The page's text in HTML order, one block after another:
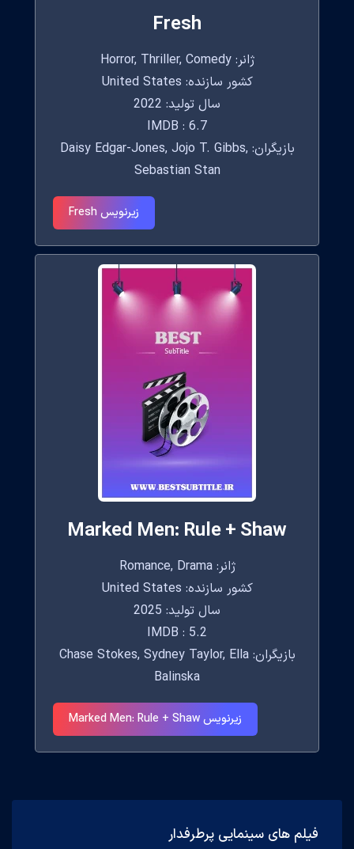
فیلم های سینمایی پرطرفدار
Fresh
ژانر: Horror, Thriller, Comedy
کشور سازنده: United States
سال تولید: 2022
IMDB : 6.7
بازیگران: Daisy Edgar-Jones, Jojo T. Gibbs,
Sebastian Stan
زیرنویس Fresh
Marked Men: Rule + Shaw
ژانر: Romance, Drama
کشور سازنده: United States
سال تولید: 2025
IMDB : 5.2
بازیگران: Chase Stokes, Sydney Taylor, Ella
Balinska
زیرنویس Marked Men: Rule + Shaw